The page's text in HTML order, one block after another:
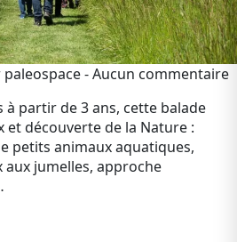
- Aucun commentaire
à partir de 3 ans, cette balade
et découverte de la Nature :
petits animaux aquatiques,
jumelles, approche